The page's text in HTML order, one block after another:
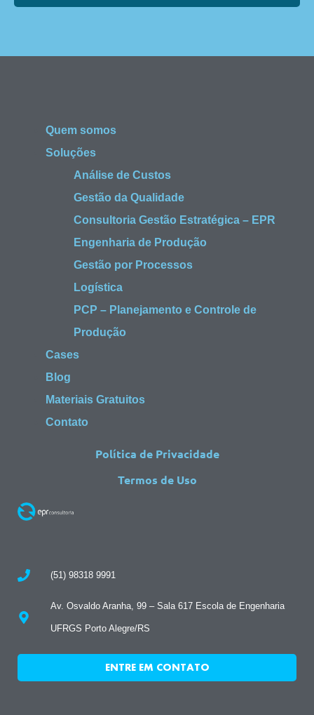
Quem somos
Soluções
Análise de Custos
Gestão da Qualidade
Consultoria Gestão Estratégica – EPR
Engenharia de Produção
Gestão por Processos
Logística
PCP – Planejamento e Controle de
Produção
Cases
Blog
Materiais Gratuitos
Contato
Política de Privacidade
Termos de Uso
(51) 98318 9991
Av. Osvaldo Aranha, 99 – Sala 617 Escola de Engenharia
UFRGS Porto Alegre/RS
ENTRE EM CONTATO